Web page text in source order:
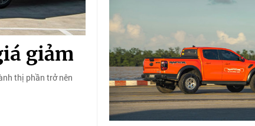
giảm
thị phần trở nên